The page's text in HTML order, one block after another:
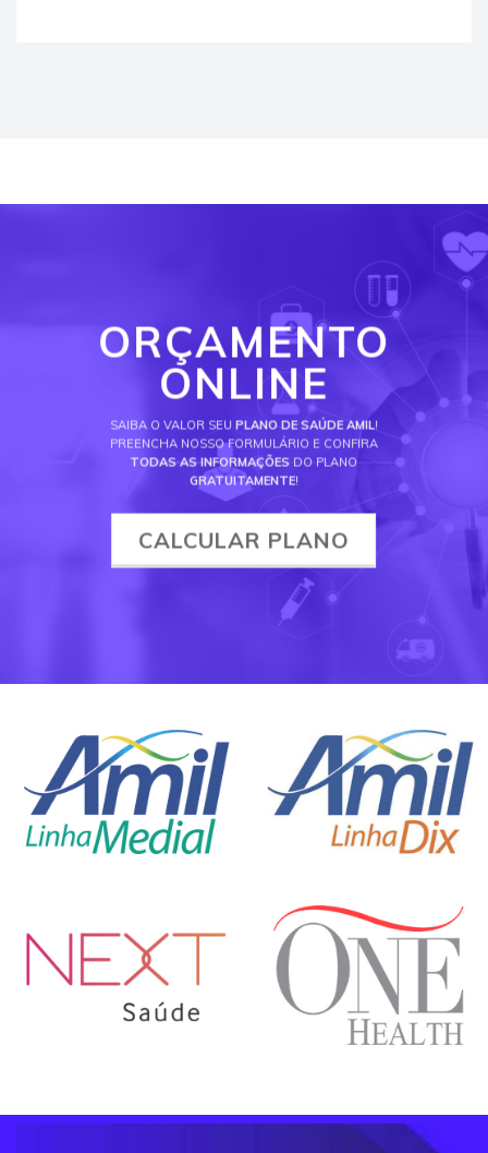
ORÇAMENTO
ONLINE
SAIBA O VALOR SEU PLANO DE SAÚDE AMIL!
PREENCHA NOSSO FORMULÁRIO E CONFIRA
TODAS AS INFORMAÇÕES DO PLANO
GRATUITAMENTE!
CALCULAR PLANO